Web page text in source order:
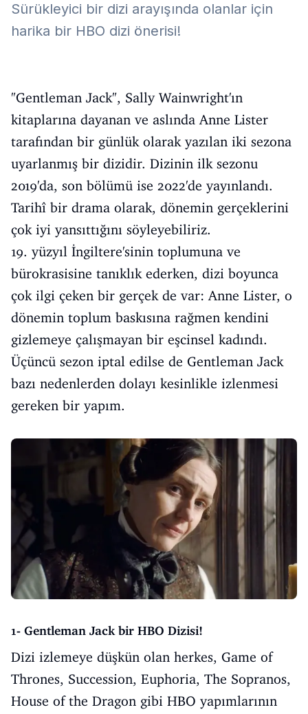
Sürükleyici bir dizi arayışında olanlar için
harika bir HBO dizi önerisi!
"Gentleman Jack", Sally Wainwright'ın
kitaplarına dayanan ve aslında Anne Lister
tarafından bir günlük olarak yazılan iki sezona
uyarlanmış bir dizidir. Dizinin ilk sezonu
2019'da, son bölümü ise 2022'de yayınlandı.
Tarihî bir drama olarak, dönemin gerçeklerini
çok iyi yansıttığını söyleyebiliriz.
19. yüzyıl İngiltere'sinin toplumuna ve
bürokrasisine tanıklık ederken, dizi boyunca
çok ilgi çeken bir gerçek de var: Anne Lister, o
dönemin toplum baskısına rağmen kendini
gizlemeye çalışmayan bir eşcinsel kadındı.
Üçüncü sezon iptal edilse de Gentleman Jack
bazı nedenlerden dolayı kesinlikle izlenmesi
gereken bir yapım.
1- Gentleman Jack bir HBO Dizisi!
Dizi izlemeye düşkün olan herkes, Game of
Thrones, Succession, Euphoria, The Sopranos,
House of the Dragon gibi HBO yapımlarının